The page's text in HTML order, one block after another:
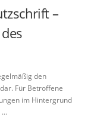
–
den
Für Betroffene
im Hintergrund
…